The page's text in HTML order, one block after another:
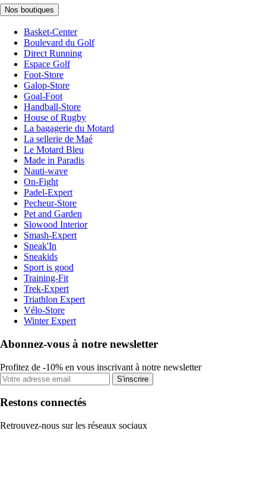
Nos boutiques
Basket-Center
Boulevard du Golf
Direct Running
Espace Golf
Foot-Store
Galop-Store
Goal-Foot
Handball-Store
House of Rugby
La bagagerie du Motard
La sellerie de Maé
Le Motard Bleu
Made in Paradis
Nauti-wave
On-Fight
Padel-Expert
Pecheur-Store
Pet and Garden
Slowood Interior
Smash-Expert
Sneak'In
Sneakids
Sport is good
Training-Fit
Trek-Expert
Triathlon Expert
Vélo-Store
Winter Expert
Abonnez-vous à notre newsletter
Profitez de -10% en vous inscrivant à notre newsletter
S'inscrire
Restons connectés
Retrouvez-nous sur les réseaux sociaux